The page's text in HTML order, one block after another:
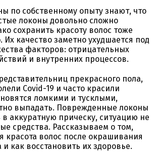
по собственному опыту знают, что
локоны довольно сложно
сохранить красоту волос тоже
Их качество заметно ухудшается под
факторов: отрицательных
и внутренних процессов.
прекрасного пола,
Covid-19 и часто красили
ломкими и тусклыми,
выпадать. Поврежденные локоны
в аккуратную прическу, ситуацию не
средства. Рассказываем о том,
красота волос после окрашивания
как восстановить их здоровье.